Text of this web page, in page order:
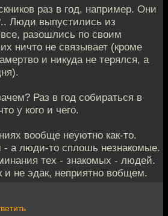
раз в год, например. Они
Люди выпустились из
разошлись по своим
ничто не связывает (кроме
и никуда не терялся, а
Раз в год собираться в
у кого и чего.
вообще неуютно как-то.
- а люди-то сплошь незнакомые.
тех - знакомых - людей.
и не эдак, неприятно вобщем.